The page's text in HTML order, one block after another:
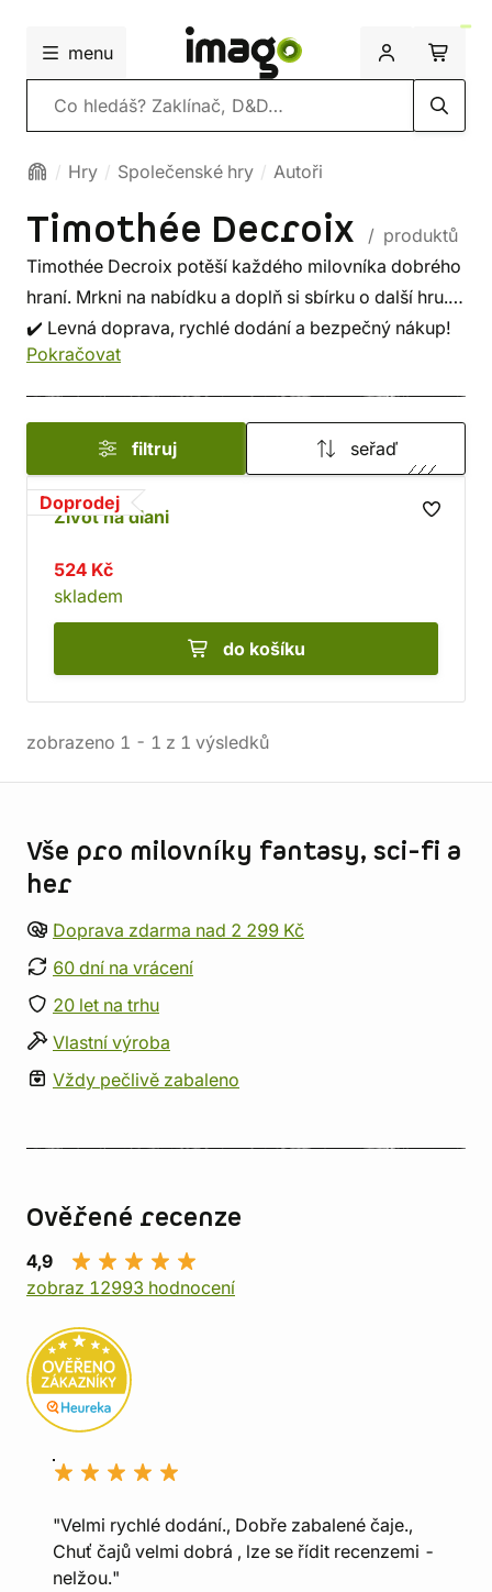
menu
Vyhledávání
Hry Společenské hry Autoři
Timothée Decroix
/ produktů
Timothée Decroix potěší každého milovníka dobrého
hraní. Mrkni na nabídku a doplň si sbírku o další hru.
✔️ Levná doprava, rychlé dodání a bezpečný nákup!
Pokračovat
filtruj seřaď
Doprodej
Život na dlani
524 Kč
skladem
do košíku
zobrazeno 1 - 1 z 1 výsledků
Vše pro milovníky fantasy, sci-fi a
her
Doprava zdarma nad 2 299 Kč
60 dní na vrácení
20 let na trhu
Vlastní výroba
Vždy pečlivě zabaleno
Ověřené recenze
4,9
zobraz 12993 hodnocení
"Velmi rychlé dodání., Dobře zabalené čaje.,
Chuť čajů velmi dobrá , lze se řídit recenzemi -
nelžou."